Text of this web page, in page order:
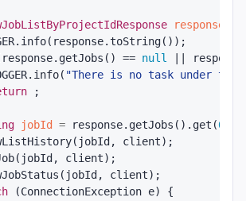
response
== null ||
"There is no task under
;
jobId = response.getJobs().get(0
client);
client);
client);
(ConnectionException e) {